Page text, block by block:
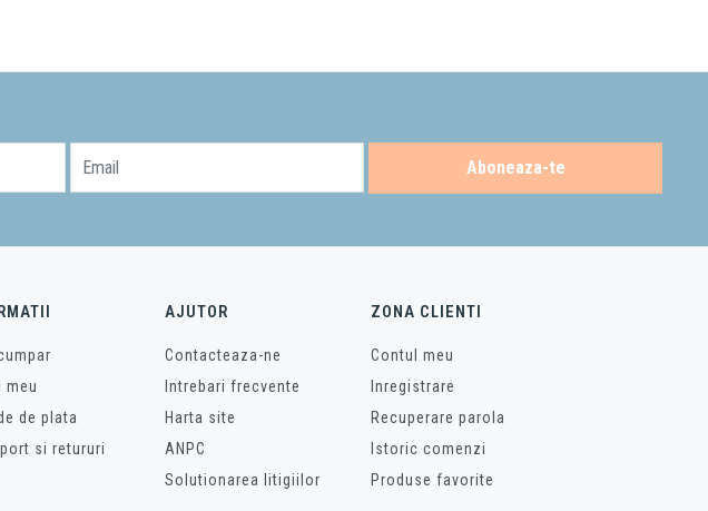
Email Aboneaza-te
meu
de plata
si retururi
AJUTOR
Contacteaza-ne
Intrebari frecvente
Harta site
ANPC
Solutionarea litigiilor
ZONA CLIENTI
Contul meu
Inregistrare
Recuperare parola
Istoric comenzi
Produse favorite